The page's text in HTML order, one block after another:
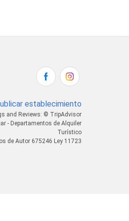
establecimiento
and Reviews: © TripAdvisor
- Departamentos de Alquiler
Turístico
de Autor 675246 Ley 11723